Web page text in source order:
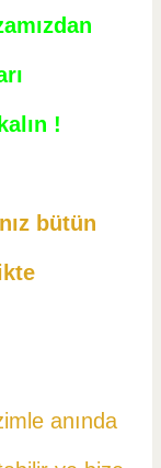
!
bütün
anında